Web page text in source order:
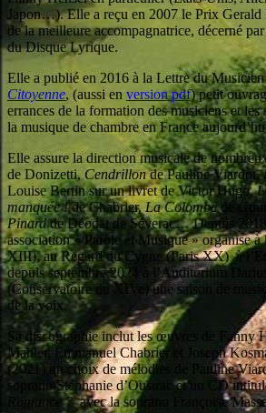
Japon…). Elle a reçu en 2007 le Prix Gerald
de la meilleure accompagnatrice, décerné
du Disque Lyrique.
Elle a publié en 2016 à la Lettre du
Citoyenne, (aussi en version pdf) petit
errances de la formation des musiciens et
la musique de chambre en France
Elle assure la direction musicale de
de Donizetti, Cendrillonde Pauline Viardot,
Louise Bertin sur un livret de Victor Hugo,
manquée !de Chabrier,La Colombede
Pinardde Déodat de Séverac… Depuis 2018,
association « Parole et Musique » organise à
XIII), au Regard du Cygne (Paris XX) à
depuis septembre 2024 à l’Auditorium
(Conservatoire du XIVe) une saison de
de la voix.
Sa discographie inclut les œuvres de Fanny
Mahler, Emmanuel Chabrier et Joseph
(2021) un choix de mélodies de Pauline
soprano Stéphanie d’Oustrac et un CD
Romance ?avec la soprano Françoise